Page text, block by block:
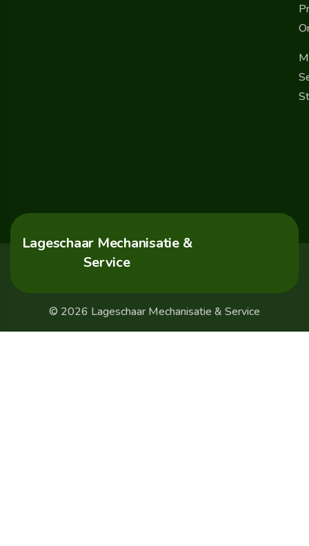
Lageschaar Mechanisatie &
Service
© 2026 Lageschaar Mechanisatie & Service